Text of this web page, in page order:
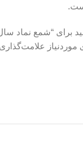
سال 1404 -شمع قلمی